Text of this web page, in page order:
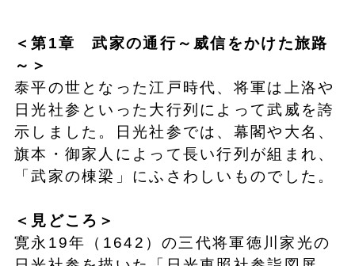
＜第1章 武家の通行～威信をかけた旅路
～＞
泰平の世となった江戸時代、将軍は上洛や
日光社参といった大行列によって武威を誇
示しました。日光社参では、幕閣や大名、
旗本・御家人によって長い行列が組まれ、
「武家の棟梁」にふさわしいものでした。
＜見どころ＞
寛永19年（1642）の三代将軍徳川家光の